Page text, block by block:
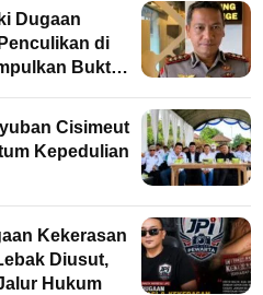
Dugaan
di
Bukti
Cisimeut
Kepedulian
Kekerasan
Diusut,
Hukum